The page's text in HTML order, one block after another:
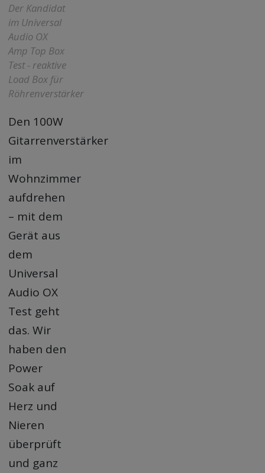
Der Kandidat
im Universal
Audio OX
Amp Top Box
Test - reaktive
Load Box für
Röhrenverstärker
Den 100W
Gitarrenverstärker
im
Wohnzimmer
aufdrehen
– mit dem
Gerät aus
dem
Universal
Audio OX
Test geht
das. Wir
haben den
Power
Soak auf
Herz und
Nieren
überprüft
und ganz